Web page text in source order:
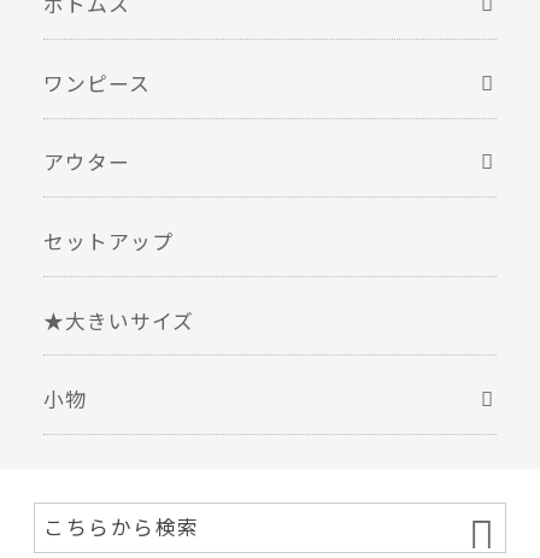
ワンピース
アウター
セットアップ
★大きいサイズ
小物